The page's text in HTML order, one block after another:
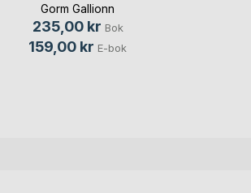
Gorm Gallionn
235,00 kr Bok
159,00 kr E-bok